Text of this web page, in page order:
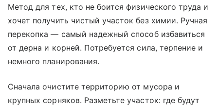
Метод для тех, кто не боится физического труда и
хочет получить чистый участок без химии. Ручная
перекопка — самый надежный способ избавиться
от дерна и корней. Потребуется сила, терпение и
немного планирования.
Сначала очистите территорию от мусора и
крупных сорняков. Разметьте участок: где будут